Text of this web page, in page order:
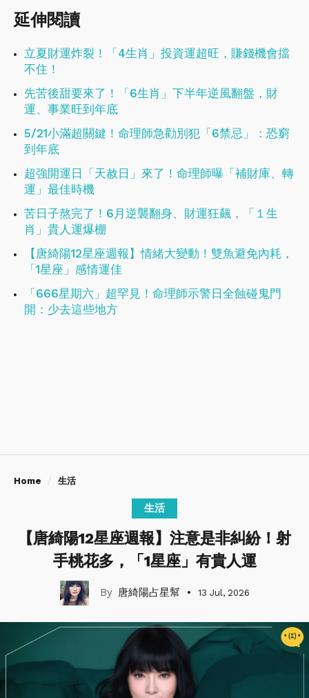
延伸閱讀
立夏財運炸裂！「4生肖」投資運超旺，賺錢機會擋
不住！
先苦後甜要來了！「6生肖」下半年逆風翻盤，財
運、事業旺到年底
5/21小滿超關鍵！命理師急勸別犯「6禁忌」：恐窮
到年底
超強開運日「天赦日」來了！命理師曝「補財庫、轉
運」最佳時機
苦日子熬完了！6月逆襲翻身、財運狂飆，「１生
肖」貴人運爆棚
【唐綺陽12星座週報】情緒大變動！雙魚避免內耗，
「1星座」感情運佳
「666星期六」超罕見！命理師示警日全蝕碰鬼門
開：少去這些地方
Home 生活
生活
【唐綺陽12星座週報】注意是非糾紛！射
手桃花多，「1星座」有貴人運
唐綺陽占星幫 13 Jul, 2026